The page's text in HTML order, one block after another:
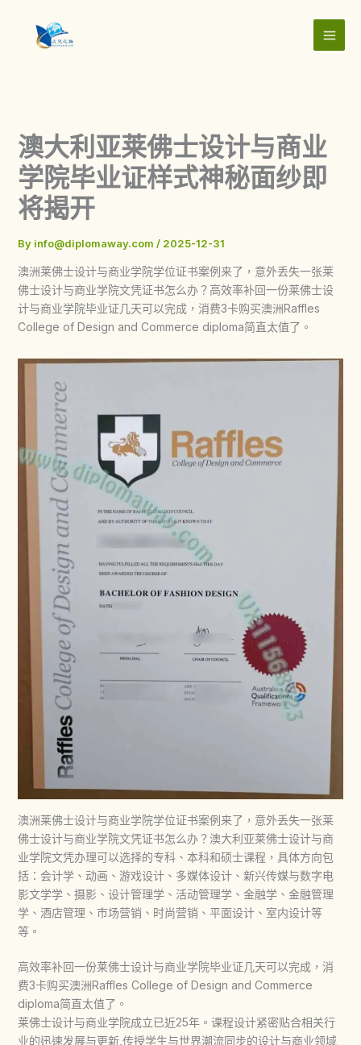
content
澳大利亚莱佛士设计与商业
学院毕业证样式神秘面纱即
将揭开
By info@diplomaway.com / 2025-12-31
澳洲莱佛士设计与商业学院学位证书案例来了，意外丢失一张莱
佛士设计与商业学院文凭证书怎么办？高效率补回一份莱佛士设
计与商业学院毕业证几天可以完成，消费3卡购买澳洲Raffles
College of Design and Commerce diploma简直太值了。
澳洲莱佛士设计与商业学院学位证书案例来了，意外丢失一张莱
佛士设计与商业学院文凭证书怎么办？澳大利亚莱佛士设计与商
业学院文凭办理可以选择的专科、本科和硕士课程，具体方向包
括：会计学、动画、游戏设计、多媒体设计、新兴传媒与数字电
影文学学、摄影、设计管理学、活动管理学、金融学、金融管理
学、酒店管理、市场营销、时尚营销、平面设计、室内设计等
等。
高效率补回一份莱佛士设计与商业学院毕业证几天可以完成，消
费3卡购买澳洲Raffles College of Design and Commerce
diploma简直太值了。
莱佛士设计与商业学院成立已近25年。课程设计紧密贴合相关行
业的迅速发展与更新,传授学生与世界潮流同步的设计与商业领域